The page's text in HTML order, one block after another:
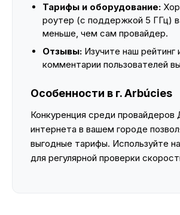
Тарифы и оборудование:
роутер (с поддержкой 5 ГГц)
меньше, чем сам провайдер.
Отзывы: Изучите наш рейтинг
комментарии пользователей
Особенности в г. Arbúcies
Конкуренция среди
интернета в вашем городе
выгодные тарифы. Используйте
для регулярной проверки